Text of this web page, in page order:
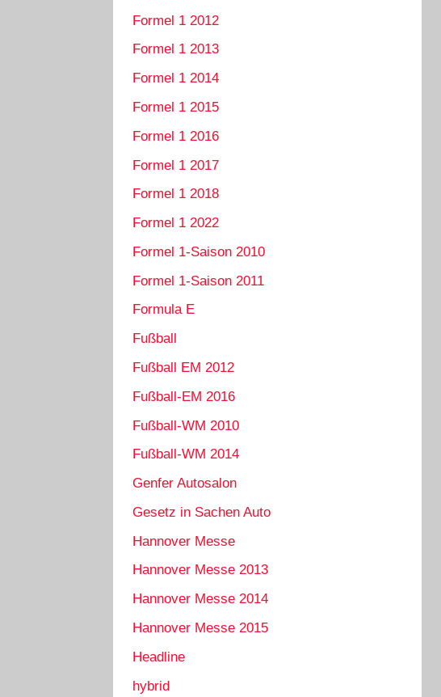
Formel 1 2012
Formel 1 2013
Formel 1 2014
Formel 1 2015
Formel 1 2016
Formel 1 2017
Formel 1 2018
Formel 1 2022
Formel 1-Saison 2010
Formel 1-Saison 2011
Formula E
Fußball
Fußball EM 2012
Fußball-EM 2016
Fußball-WM 2010
Fußball-WM 2014
Genfer Autosalon
Gesetz in Sachen Auto
Hannover Messe
Hannover Messe 2013
Hannover Messe 2014
Hannover Messe 2015
Headline
hybrid